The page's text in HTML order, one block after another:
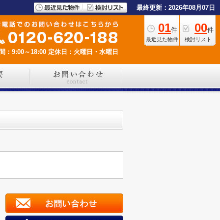
最終更新：2026年08月07日
01件
最近見た物件
00件
検討リスト
：9:00～18:00 定休日：火曜日・水曜日